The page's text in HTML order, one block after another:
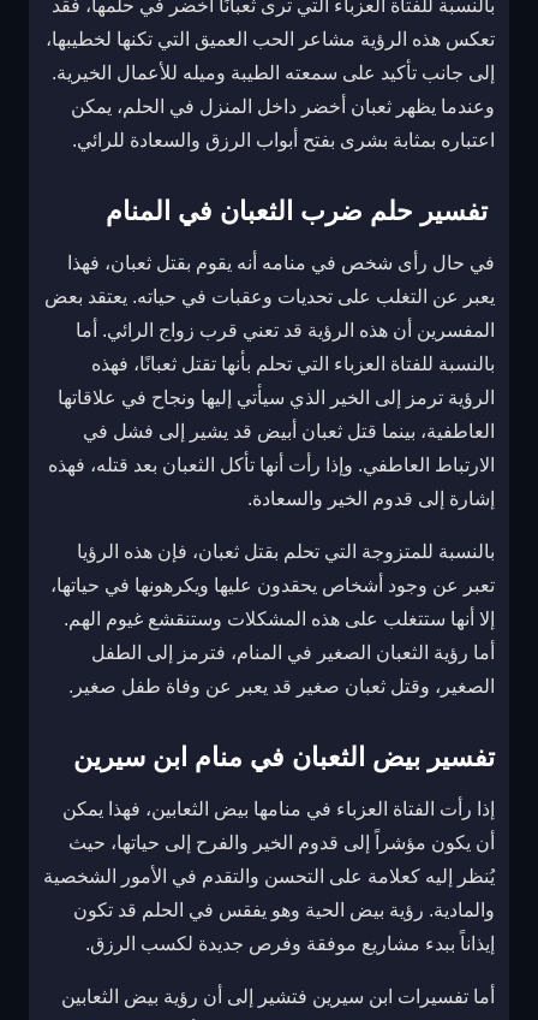
بالنسبة للفتاة العزباء التي ترى ثعبانًا أخضر في حلمها، فقد
تعكس هذه الرؤية مشاعر الحب العميق التي تكنها لخطيبها،
إلى جانب تأكيد على سمعته الطيبة وميله للأعمال الخيرية.
وعندما يظهر ثعبان أخضر داخل المنزل في الحلم، يمكن
اعتباره بمثابة بشرى بفتح أبواب الرزق والسعادة للرائي.
تفسير حلم ضرب الثعبان في المنام
في حال رأى شخص في منامه أنه يقوم بقتل ثعبان، فهذا
يعبر عن التغلب على تحديات وعقبات في حياته. يعتقد بعض
المفسرين أن هذه الرؤية قد تعني قرب زواج الرائي. أما
بالنسبة للفتاة العزباء التي تحلم بأنها تقتل ثعبانًا، فهذه
الرؤية ترمز إلى الخير الذي سيأتي إليها ونجاح في علاقاتها
العاطفية، بينما قتل ثعبان أبيض قد يشير إلى فشل في
الارتباط العاطفي. وإذا رأت أنها تأكل الثعبان بعد قتله، فهذه
إشارة إلى قدوم الخير والسعادة.
بالنسبة للمتزوجة التي تحلم بقتل ثعبان، فإن هذه الرؤيا
تعبر عن وجود أشخاص يحقدون عليها ويكرهونها في حياتها،
إلا أنها ستتغلب على هذه المشكلات وستنقشع غيوم الهم.
أما رؤية الثعبان الصغير في المنام، فترمز إلى الطفل
الصغير، وقتل ثعبان صغير قد يعبر عن وفاة طفل صغير.
تفسير بيض الثعبان في منام ابن سيرين
إذا رأت الفتاة العزباء في منامها بيض الثعابين، فهذا يمكن
أن يكون مؤشراً إلى قدوم الخير والفرح إلى حياتها، حيث
يُنظر إليه كعلامة على التحسن والتقدم في الأمور الشخصية
والمادية. رؤية بيض الحية وهو يفقس في الحلم قد تكون
إيذاناً ببدء مشاريع موفقة وفرص جديدة لكسب الرزق.
أما تفسيرات ابن سيرين فتشير إلى أن رؤية بيض الثعابين